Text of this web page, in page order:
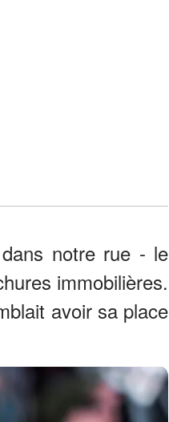
notre rue - le
immobilières.
avoir sa place